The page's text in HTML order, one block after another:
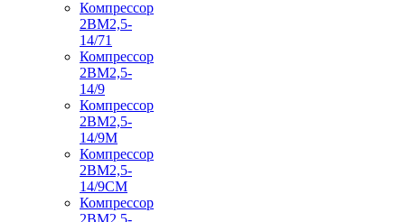
Компрессор
2ВМ2,5-
14/71
Компрессор
2ВМ2,5-
14/9
Компрессор
2ВМ2,5-
14/9М
Компрессор
2ВМ2,5-
14/9СМ
Компрессор